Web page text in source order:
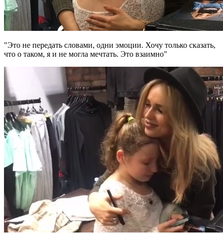
"Это не передать словами, одни эмоции. Хочу только сказать,
что о таком, я и не могла мечтать. Это взаимно"